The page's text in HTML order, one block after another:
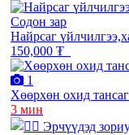
Содон зар
Найрсаг
150,000 ₮
1
Хөөрхөн охид
3 мин